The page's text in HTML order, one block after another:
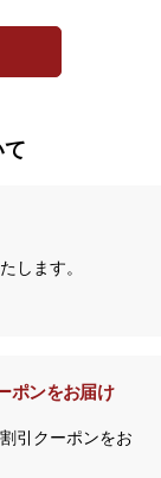
します。
ポンをお届け
引クーポンをお